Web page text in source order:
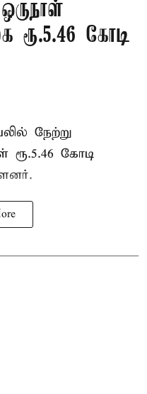
கோடி
நேற்று
ரூ.5.46 கோடி